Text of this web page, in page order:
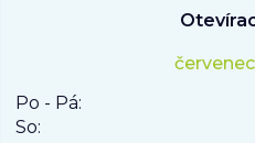
Po - Pá:
So: